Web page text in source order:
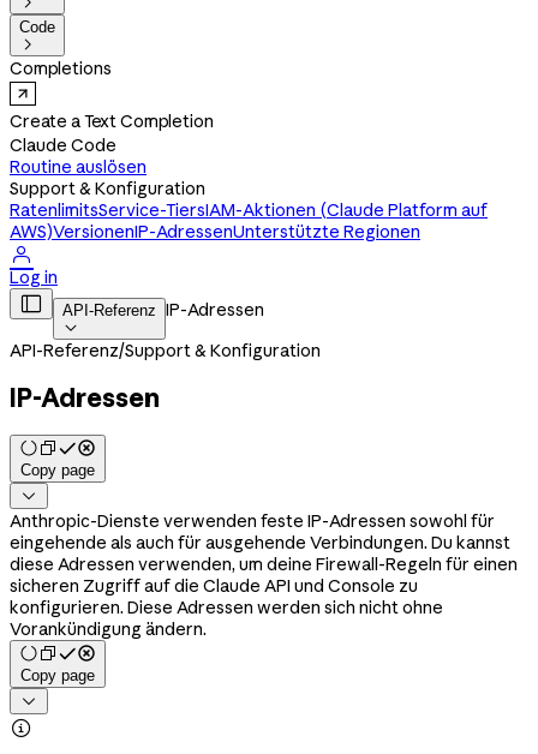
Code

Completions
Create a Text Completion
Claude Code
Routine auslösen
Support & Konfiguration
RatenlimitsService-TiersIAM-Aktionen (Claude Platform auf
AWS)VersionenIP-AdressenUnterstützte Regionen

Log in
 API-Referenz

IP-Adressen
API-Referenz/Support & Konfiguration
IP-Adressen
Copy page

Anthropic-Dienste verwenden feste IP-Adressen sowohl für
eingehende als auch für ausgehende Verbindungen. Du kannst
diese Adressen verwenden, um deine Firewall-Regeln für einen
sicheren Zugriff auf die Claude API und Console zu
konfigurieren. Diese Adressen werden sich nicht ohne
Vorankündigung ändern.
Copy page

